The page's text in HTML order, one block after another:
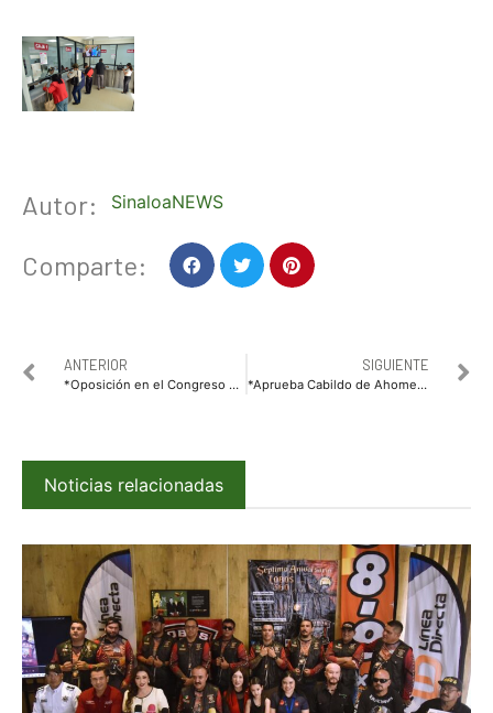
Autor: SinaloaNEWS
Comparte:
ANTERIOR
*Oposición en el Congreso de Sinaloa lamenta que no se incluyeran propuestas de fondo para apoyar a familias afectadas por altos cobros de luz*
SIGUIENTE
*Aprueba Cabildo de Ahome iniciativa de César Emiliano Gerardo para regular la instalación de paneles solares*
Noticias relacionadas